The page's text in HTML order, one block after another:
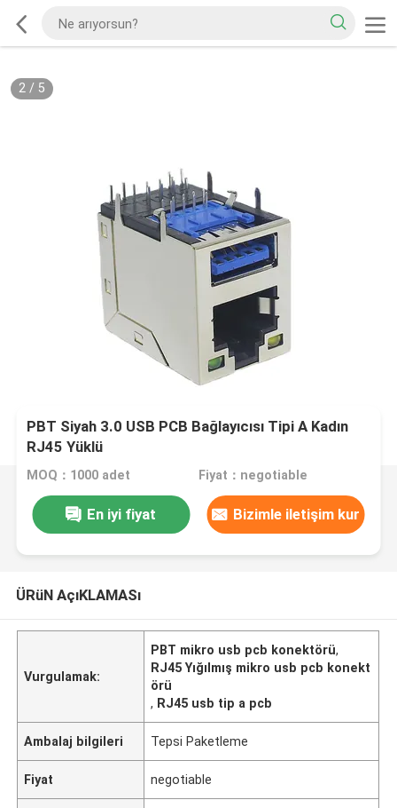
2/ 5
PBT Siyah 3.0 USB PCB Bağlayıcısı Tipi A Kadın
RJ45 Yüklü
MOQ：1000 adet Fiyat：negotiable
En iyi fiyat Bizimle iletişim kur
ÜRüN AçıKLAMASı
Vurgulamak:
PBT mikro usb pcb konektörü,
RJ45 Yığılmış mikro usb pcb konekt
örü
, RJ45 usb tip a pcb
Ambalaj bilgileri Tepsi Paketleme
Fiyat negotiable